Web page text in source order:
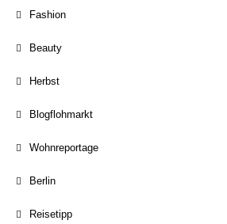
Fashion
Beauty
Herbst
Blogflohmarkt
Wohnreportage
Berlin
Reisetipp